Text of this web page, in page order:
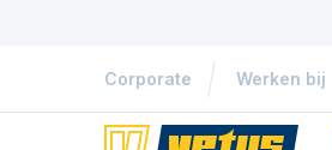
Corporate Werken bij